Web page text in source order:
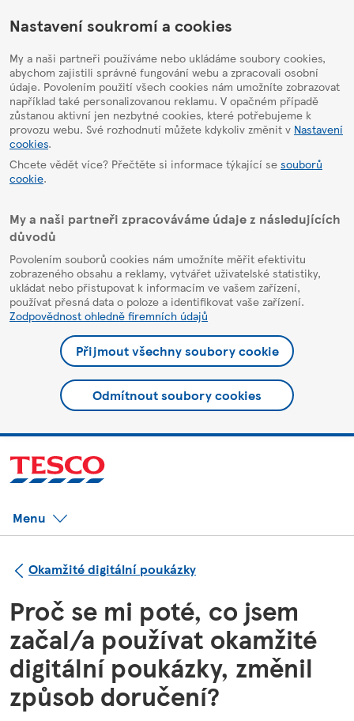
HelpPage
Nastavení soukromí a cookies
My a naši partneři používáme nebo ukládáme soubory cookies,
abychom zajistili správné fungování webu a zpracovali osobní
údaje. Povolením použití všech cookies nám umožníte zobrazovat
například také personalizovanou reklamu. V opačném případě
zůstanou aktivní jen nezbytné cookies, které potřebujeme k
provozu webu. Své rozhodnutí můžete kdykoliv změnit v Nastavení
cookies.
Chcete vědět více? Přečtěte si informace týkající se souborů
cookie.
My a naši partneři zpracováváme údaje z následujících
důvodů
Povolením souborů cookies nám umožníte měřit efektivitu
zobrazeného obsahu a reklamy, vytvářet uživatelské statistiky,
ukládat nebo přistupovat k informacím ve vašem zařízení,
používat přesná data o poloze a identifikovat vaše zařízení.
Zodpovědnost ohledně firemních údajů
Přijmout všechny soubory cookie
Odmítnout soubory cookies
Menu
Okamžité digitální poukázky
Proč se mi poté, co jsem
začal/a používat okamžité
digitální poukázky, změnil
způsob doručení?